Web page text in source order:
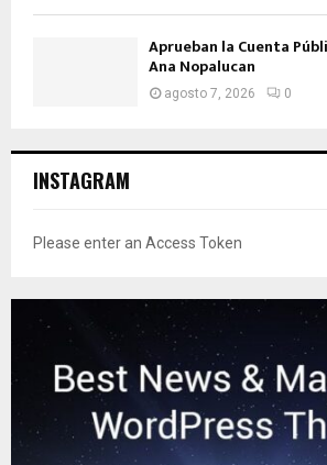
Aprueban la Cuenta
Ana Nopalucan
agosto 7, 2026 0
INSTAGRAM
Please enter an Access Token